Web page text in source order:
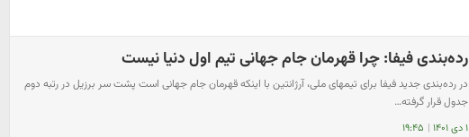
رده‌بندی فیفا: چرا قهرمان جام جهانی تیم اول دنیا نیست
در رده‌بندی جدید فیفا برای تیمهای ملی، آرژانتین با اینکه قهرمان جام جهانی است پشت سر برزیل در رتبه دوم
جدول قرار گرفته…
۱ دی ۱۴۰۱ | ۱۹:۴۵